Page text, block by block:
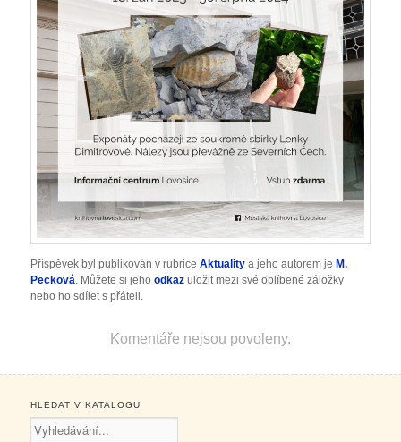
Příspěvek byl publikován v rubriceAktuality a jeho autorem je M.
Pecková. Můžete si jehoodkaz uložit mezi své oblíbené záložky
nebo ho sdílet s přáteli.
Komentáře nejsou povoleny.
HLEDAT V KATALOGU